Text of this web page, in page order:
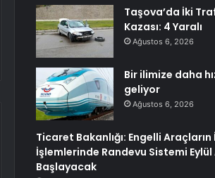
Taşova’da İki
Kazası: 4 Yaralı
Ağustos 6, 2026
Bir ilimize daha
geliyor
Ağustos 6, 2026
Ticaret Bakanlığı: Engelli
İşlemlerinde Randevu Sistemi Eylül
Başlayacak